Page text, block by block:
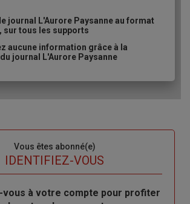
journal L'Aurore Paysanne au format
sur tous les supports
aucune information grâce à la
journal L'Aurore Paysanne
Vous êtes abonné(e)
IDENTIFIEZ-VOUS
vous à votre compte pour profiter